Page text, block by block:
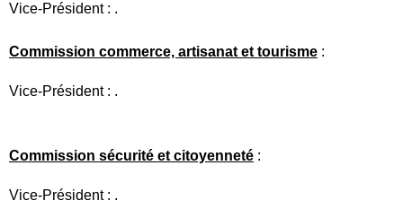
Vice-Président : .
Commission commerce, artisanat et tourisme :
Vice-Président : .
Commission sécurité et citoyenneté :
Vice-Président : .